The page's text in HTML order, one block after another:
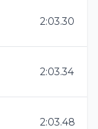
2:03.30
2:03.34
2:03.48